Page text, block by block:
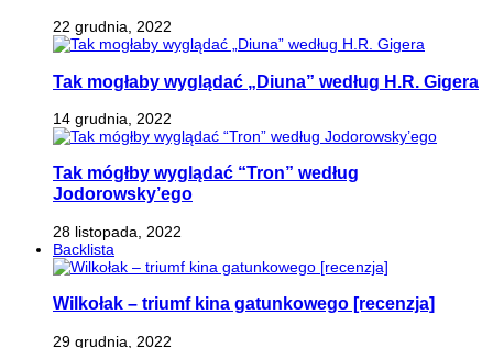
22 grudnia, 2022
Tak mogłaby wyglądać „Diuna” według H.R. Gigera
14 grudnia, 2022
Tak mógłby wyglądać “Tron” według
Jodorowsky’ego
28 listopada, 2022
Backlista
Wilkołak – triumf kina gatunkowego [recenzja]
29 grudnia, 2022